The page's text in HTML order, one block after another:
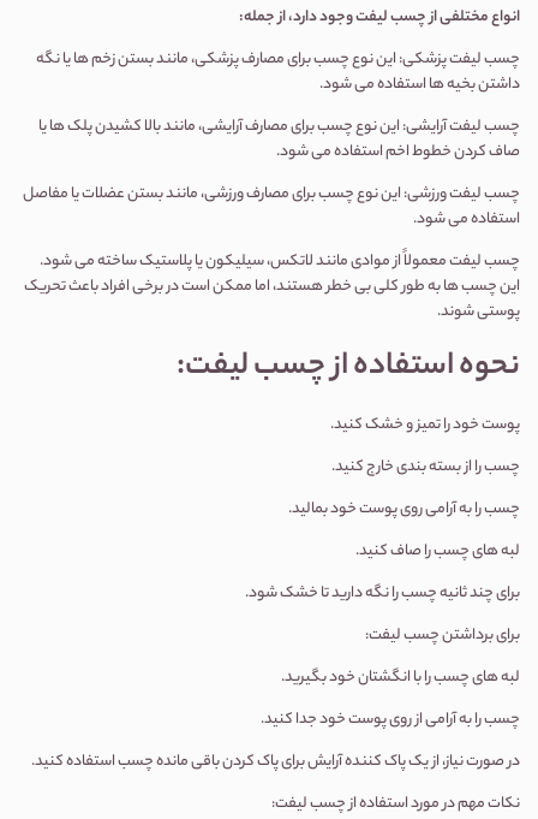
انواع مختلفی از چسب لیفت وجود دارد، از جمله:
چسب لیفت پزشکی: این نوع چسب برای مصارف پزشکی، مانند بستن زخم ها یا نگه
داشتن بخیه ها استفاده می شود.
چسب لیفت آرایشی: این نوع چسب برای مصارف آرایشی، مانند بالا کشیدن پلک ها یا
صاف کردن خطوط اخم استفاده می شود.
چسب لیفت ورزشی: این نوع چسب برای مصارف ورزشی، مانند بستن عضلات یا مفاصل
استفاده می شود.
چسب لیفت معمولاً از موادی مانند لاتکس، سیلیکون یا پلاستیک ساخته می شود.
این چسب ها به طور کلی بی خطر هستند، اما ممکن است در برخی افراد باعث تحریک
پوستی شوند.
نحوه استفاده از چسب لیفت:
پوست خود را تمیز و خشک کنید.
چسب را از بسته بندی خارج کنید.
چسب را به آرامی روی پوست خود بمالید.
لبه های چسب را صاف کنید.
برای چند ثانیه چسب را نگه دارید تا خشک شود.
برای برداشتن چسب لیفت:
لبه های چسب را با انگشتان خود بگیرید.
چسب را به آرامی از روی پوست خود جدا کنید.
در صورت نیاز، از یک پاک کننده آرایش برای پاک کردن باقی مانده چسب استفاده کنید.
نکات مهم در مورد استفاده از چسب لیفت: